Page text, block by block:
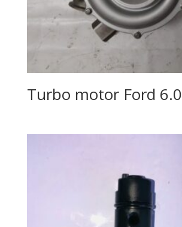
Turbo motor Ford 6.0